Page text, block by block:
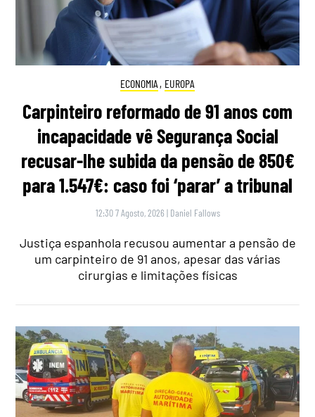
ECONOMIA , EUROPA
Carpinteiro reformado de 91 anos com
incapacidade vê Segurança Social
recusar-lhe subida da pensão de 850€
para 1.547€: caso foi ‘parar’ a tribunal
12:30 7 Agosto, 2026 | Daniel Fallows
Justiça espanhola recusou aumentar a pensão de
um carpinteiro de 91 anos, apesar das várias
cirurgias e limitações físicas